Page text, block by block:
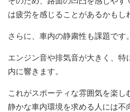
は疲労を感じることがあるかもし
さらに、車内の静粛性も課題です。
エンジン音や排気音が大きく、特
内に響きます。
これがスポーティな雰囲気を楽し
静かな車内環境を求める人には不